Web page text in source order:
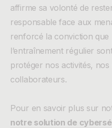
affirme sa volonté de
responsable face aux
renforcé la conviction
l’entraînement régulier
protéger nos activités,
collaborateurs.
Pour en savoir plus sur
notre solution de